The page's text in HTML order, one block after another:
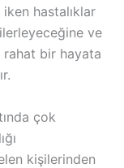
hastalıklar
ve
rahat bir hayata
çok
kişilerinden